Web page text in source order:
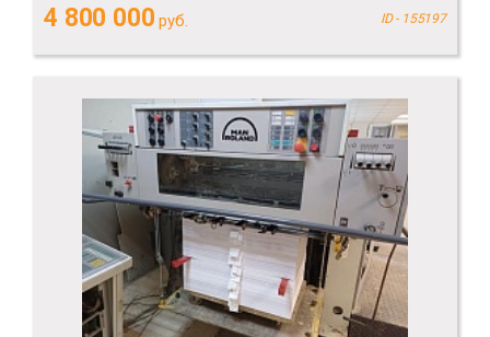
4 800 000 руб. ID - 155197